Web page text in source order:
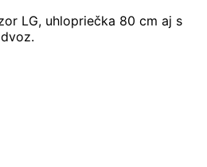
LG, uhlopriečka 80 cm aj s